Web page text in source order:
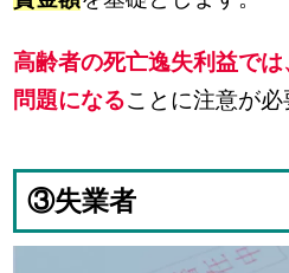
高齢者の死亡逸失利益で
問題になることに注意が必
③失業者